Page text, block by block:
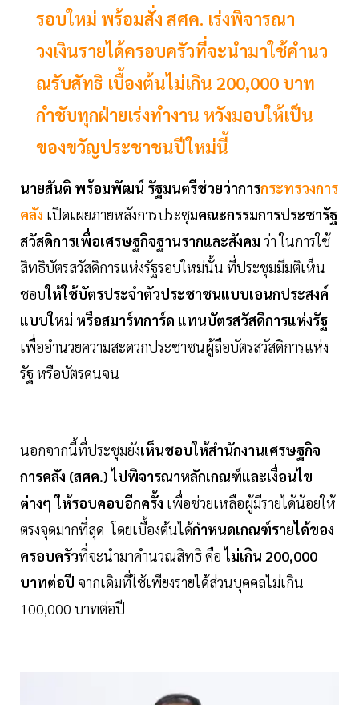
รอบใหม่ พร้อมสั่ง สศค. เร่งพิจารณา
วงเงินรายได้ครอบครัวที่จะนำมาใช้คำนว
ณรับสัทธิ เบื้องต้นไม่เกิน 200,000 บาท
กำชับทุกฝ่ายเร่งทำงาน หวังมอบให้เป็น
ของขวัญประชาชนปีใหม่นี้
นายสันติ พร้อมพัฒน์ รัฐมนตรีช่วยว่าการกระทรวงการ
คลัง เปิดเผยภายหลังการประชุมคณะกรรมการประชารัฐ
สวัสดิการเพื่อเศรษฐกิจฐานรากและสังคม ว่า ในการใช้
สิทธิบัตรสวัสดิการแห่งรัฐรอบใหม่นั้น ที่ประชุมมีมติเห็น
ชอบให้ใช้บัตรประจำตัวประชาชนแบบเอนกประสงค์
แบบใหม่ หรือสมาร์ทการ์ด แทนบัตรสวัสดิการแห่งรัฐ
เพื่ออำนวยความสะดวกประชาชนผู้ถือบัตรสวัสดิการแห่ง
รัฐ หรือบัตรคนจน
นอกจากนี้ที่ประชุมยังเห็นชอบให้สำนักงานเศรษฐกิจ
การคลัง (สศค.) ไปพิจารณาหลักเกณฑ์และเงื่อนไข
ต่างๆ ให้รอบคอบอีกครั้ง เพื่อช่วยเหลือผู้มีรายได้น้อยให้
ตรงจุดมากที่สุด โดยเบื้องต้นได้กำหนดเกณฑ์รายได้ของ
ครอบครัวที่จะนำมาคำนวณสิทธิ คือไม่เกิน 200,000
บาทต่อปี จากเดิมที่ใช้เพียงรายได้ส่วนบุคคลไม่เกิน
100,000 บาทต่อปี